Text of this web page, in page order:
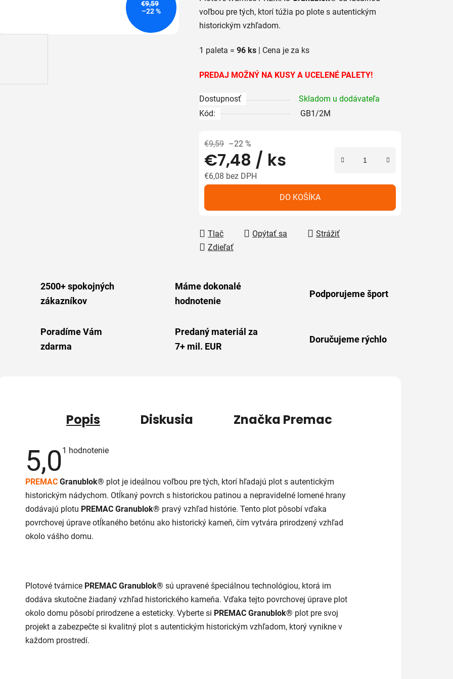
5,0
z
hviezdičiek.
voľbou pre tých, ktorí túžia po plote s autentickým
historickým vzhľadom.
1 paleta = 96 ks | Cena je za ks
PREDAJ MOŽNÝ NA KUSY A UCELENÉ PALETY!
Dostupnosť
Skladom u dodávateľa
Kód:
GB1/2M
€9,59 –22 %
€7,48 / ks
€6,08 bez DPH
DO KOŠÍKA
Tlač Opýtať sa
Strážiť
Zdieľať
€9,59
–22 %
2500+ spokojných
zákazníkov
Máme dokonalé
hodnotenie
Podporujeme šport
Poradíme Vám
zdarma
Predaný materiál za
7+ mil. EUR
Doručujeme rýchlo
Popis Diskusia Značka Premac
5,0Priemerné
5,0
5
hviezdičiek.
1 hodnotenie
PREMAC Granublok® plot je ideálnou voľbou pre tých, ktorí hľadajú plot s autentickým
historickým nádychom. Otĺkaný povrch s historickou patinou a nepravidelné lomené hrany
dodávajú plotu PREMAC Granublok® pravý vzhľad histórie. Tento plot pôsobí vďaka
povrchovej úprave otĺkaného betónu ako historický kameň, čím vytvára prirodzený vzhľad
okolo vášho domu.
Plotové tvárnice PREMAC Granublok® sú upravené špeciálnou technológiou, ktorá im
dodáva skutočne žiadaný vzhľad historického kameňa. Vďaka tejto povrchovej úprave plot
okolo domu pôsobí prirodzene a esteticky. Vyberte si PREMAC Granublok® plot pre svoj
projekt a zabezpečte si kvalitný plot s autentickým historickým vzhľadom, ktorý vynikne v
každom prostredí.